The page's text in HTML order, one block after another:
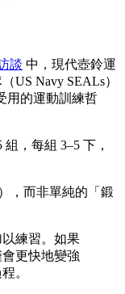
談 中，現代壺鈴運
US Navy SEALs）
用的運動訓練哲
，每組 3–5 下，
，而非單純的「鍛
練習。如果
更快地變強
。